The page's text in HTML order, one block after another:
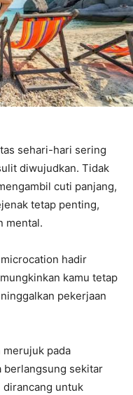
sehari-hari sering
diwujudkan. Tidak
cuti panjang,
tetap penting,
mental.
hadir
kamu tetap
pekerjaan
merujuk pada
berlangsung sekitar
dirancang untuk